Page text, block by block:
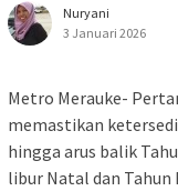
Nuryani
3 Januari 2026
Metro Merauke-
memastikan
hingga arus balik
libur Natal dan